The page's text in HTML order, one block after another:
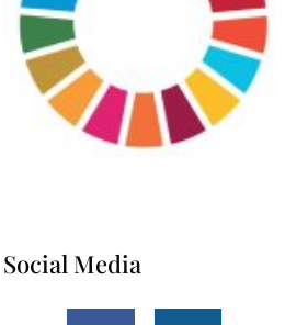
Social Media